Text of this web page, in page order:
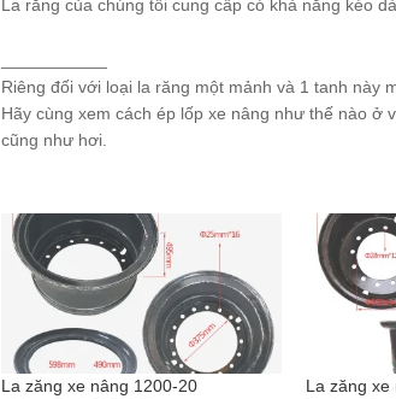
La răng của chúng tôi cung cấp có khả năng kéo
Riêng đối với loại la răng một mảnh và 1 tanh này
Hãy cùng xem cách ép lốp xe nâng như thế nào
cũng như hơi.
La zăng xe nâng 1200-20
La zăng xe